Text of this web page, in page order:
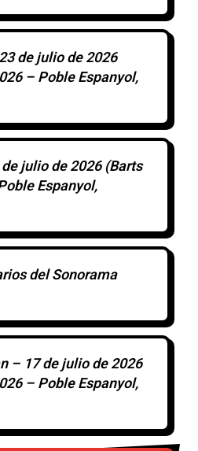
de julio de 2026
– Poble Espanyol,
julio de 2026 (Barts
Espanyol,
del Sonorama
– 17 de julio de 2026
– Poble Espanyol,